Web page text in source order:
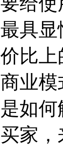
具
比
业
何
家